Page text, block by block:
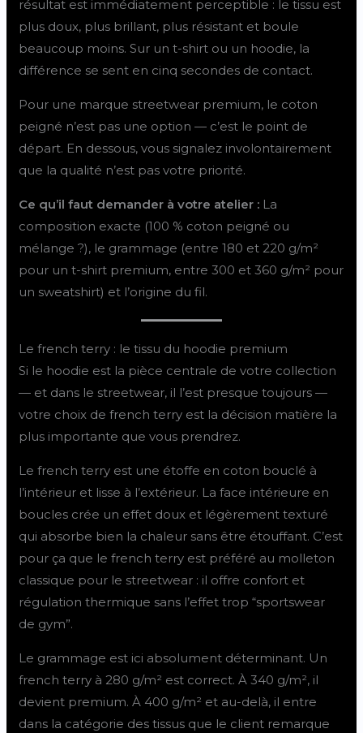
résultat est immédiatement perceptible : le tissu est
plus doux, plus brillant, plus résistant et boule
beaucoup moins. Sur un t-shirt ou un hoodie, la
différence se sent en cinq secondes de contact.
Pour une marque streetwear premium, le coton
peigné n’est pas une option — c’est le point de
départ. En dessous, vous signalez involontairement
que la qualité n’est pas votre priorité.
Ce qu’il faut demander à votre atelier : La
composition exacte (100 % coton peigné ou
mélange ?), le grammage (entre 180 et 220 g/m²
pour un t-shirt premium, entre 300 et 360 g/m² pour
un sweatshirt) et l’origine du fil.
Le french terry : le tissu du hoodie premium
Si le hoodie est la pièce centrale de votre collection
— et dans le streetwear, il l’est presque toujours —
votre choix de french terry est la décision matière la
plus importante que vous prendrez.
Le french terry est une étoffe en coton bouclé à
l’intérieur et lisse à l’extérieur. La face intérieure en
boucles crée un effet doux et légèrement texturé
qui absorbe bien la chaleur sans être étouffant. C’est
pour ça que le french terry est préféré au molleton
classique pour le streetwear : il offre confort et
régulation thermique sans l’effet trop “sportswear
de gym”.
Le grammage est ici absolument déterminant. Un
french terry à 280 g/m² est correct. À 340 g/m², il
devient premium. À 400 g/m² et au-delà, il entre
dans la catégorie des tissus que le client remarque